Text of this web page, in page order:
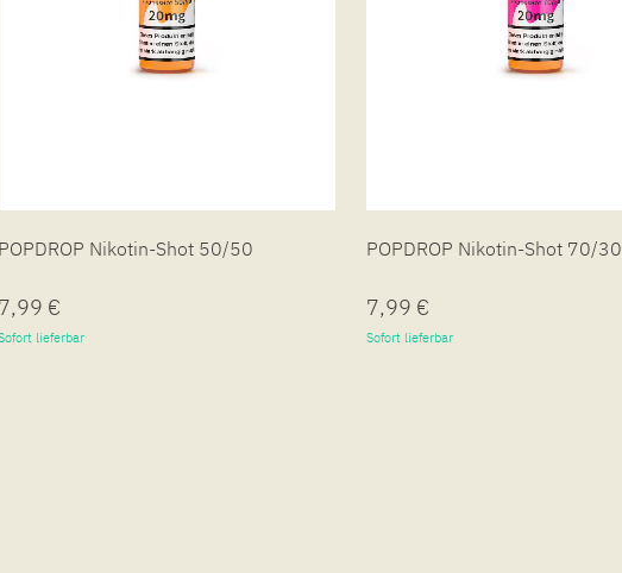
POPDROP Nikotin-Shot 50/50
7,99 €
lieferbar
POPDROP Nikotin-Shot 70/30
7,99 €
Sofort lieferbar